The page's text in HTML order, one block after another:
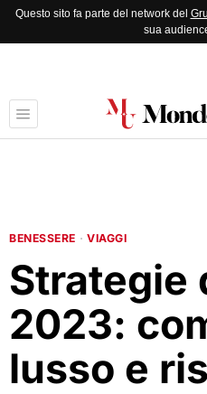
Questo sito fa parte del network del
sua
BENESSERE · VIAGGI
Strategie
2023:
lusso e